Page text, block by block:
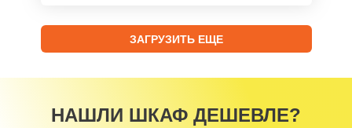
ЗАГРУЗИТЬ ЕЩЕ
НАШЛИ ШКАФ ДЕШЕВЛЕ?